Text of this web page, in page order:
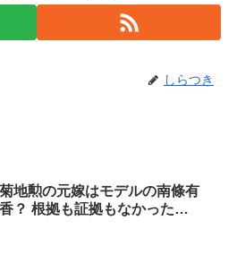
しらつき
菊地勲の元嫁はモデルの南條有
香？ 根拠も証拠もなかった…